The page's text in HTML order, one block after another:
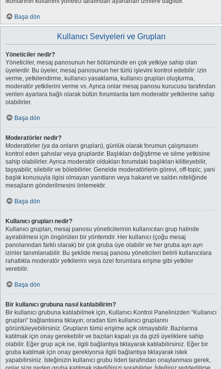
Başa dön
Kullanıcı Seviyeleri ve Grupları
Yöneticiler nedir?
Yöneticiler, mesaj panosunun her bölümünde en çok yetkiye sahip olan
üyelerdir. Bu üyeler, mesaj panosunun her türlü işlevini kontrol edebilir: izin
verme, yetkilendirme, kullanıcı yasaklama, kullanıcı grupları oluşturma,
moderatör yetkilerini verme vs. Ayrıca onlar mesaj panosu kurucusu tarafından
verilen ayarlara bağlı olarak bütün forumlarda tam moderatör yetkilerine sahip
olabilirler.
Başa dön
Moderatörler nedir?
Moderatörler (ya da onların grupları), günlük olarak forumun çalışmasını
kontrol eden şahıslar veya gruplardır. Başlıkları değiştirme ve silme yetkisine
sahip olabilirler. Ayrıca moderatör oldukları forumdaki başlıkları kilitleyebilir,
taşıyabilir, silebilir ve bölebilirler. Genelde moderatörlerin görevi, off-topic, yani
başlık konusuyla ilgisi olmayan yanıtların veya hakaret ve saldırı niteliğinde
mesajların gönderilmesini önlemektir.
Başa dön
Kullanıcı grupları nedir?
Kullanıcı grupları, mesaj panosu yöneticilerinin kullanıcıları grup halinde
ayırabilmesi için öngörülen bir yöntemdir. Her kullanıcı (çoğu mesaj
panolarından farklı olarak) bir çok gruba üye olabilir ve her gruba ayrı ayrı
izinler tanımlanabilir. Bu şekilde mesaj panosu yöneticileri belirli kullanıcılara
rahatlıkla moderatör yetkilerini veya özel forumlara erişme gibi yetkiler
verebilir.
Başa dön
Bir kullanıcı grubuna nasıl katılabilirim?
Bir kullanıcı grubuna katılabilmek için, Kullanıcı Kontrol Panelinizden “Kullanıcı
grupları” bağlantısına tıklayın; oradan tüm kullanıcı gruplarını
görüntüleyebilirsiniz. Grupların tümü erişime açık olmayabilir. Bazılarına
katılmak için onay gerekebilir ve bazıları kapalı ya da gizli üyeliklere sahip
olabilir. Eğer grup açık ise, ilgili bağlantıya tıklayarak katılabilirsiniz. Eğer bir
gruba katılmak için onay gerekiyorsa ilgili bağlantıya tıklayarak istek
yapabilirsiniz. İsteğinizin kullanıcı grubu lideri tarafından onaylanması gerek,